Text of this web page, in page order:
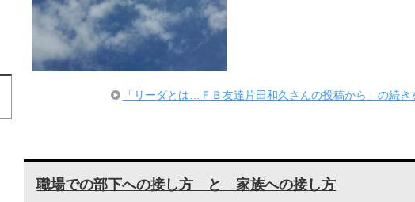
「リーダとは…ＦＢ友達片田和久さんの投稿から」の続き
職場での部下への接し方 と 家族への接し方